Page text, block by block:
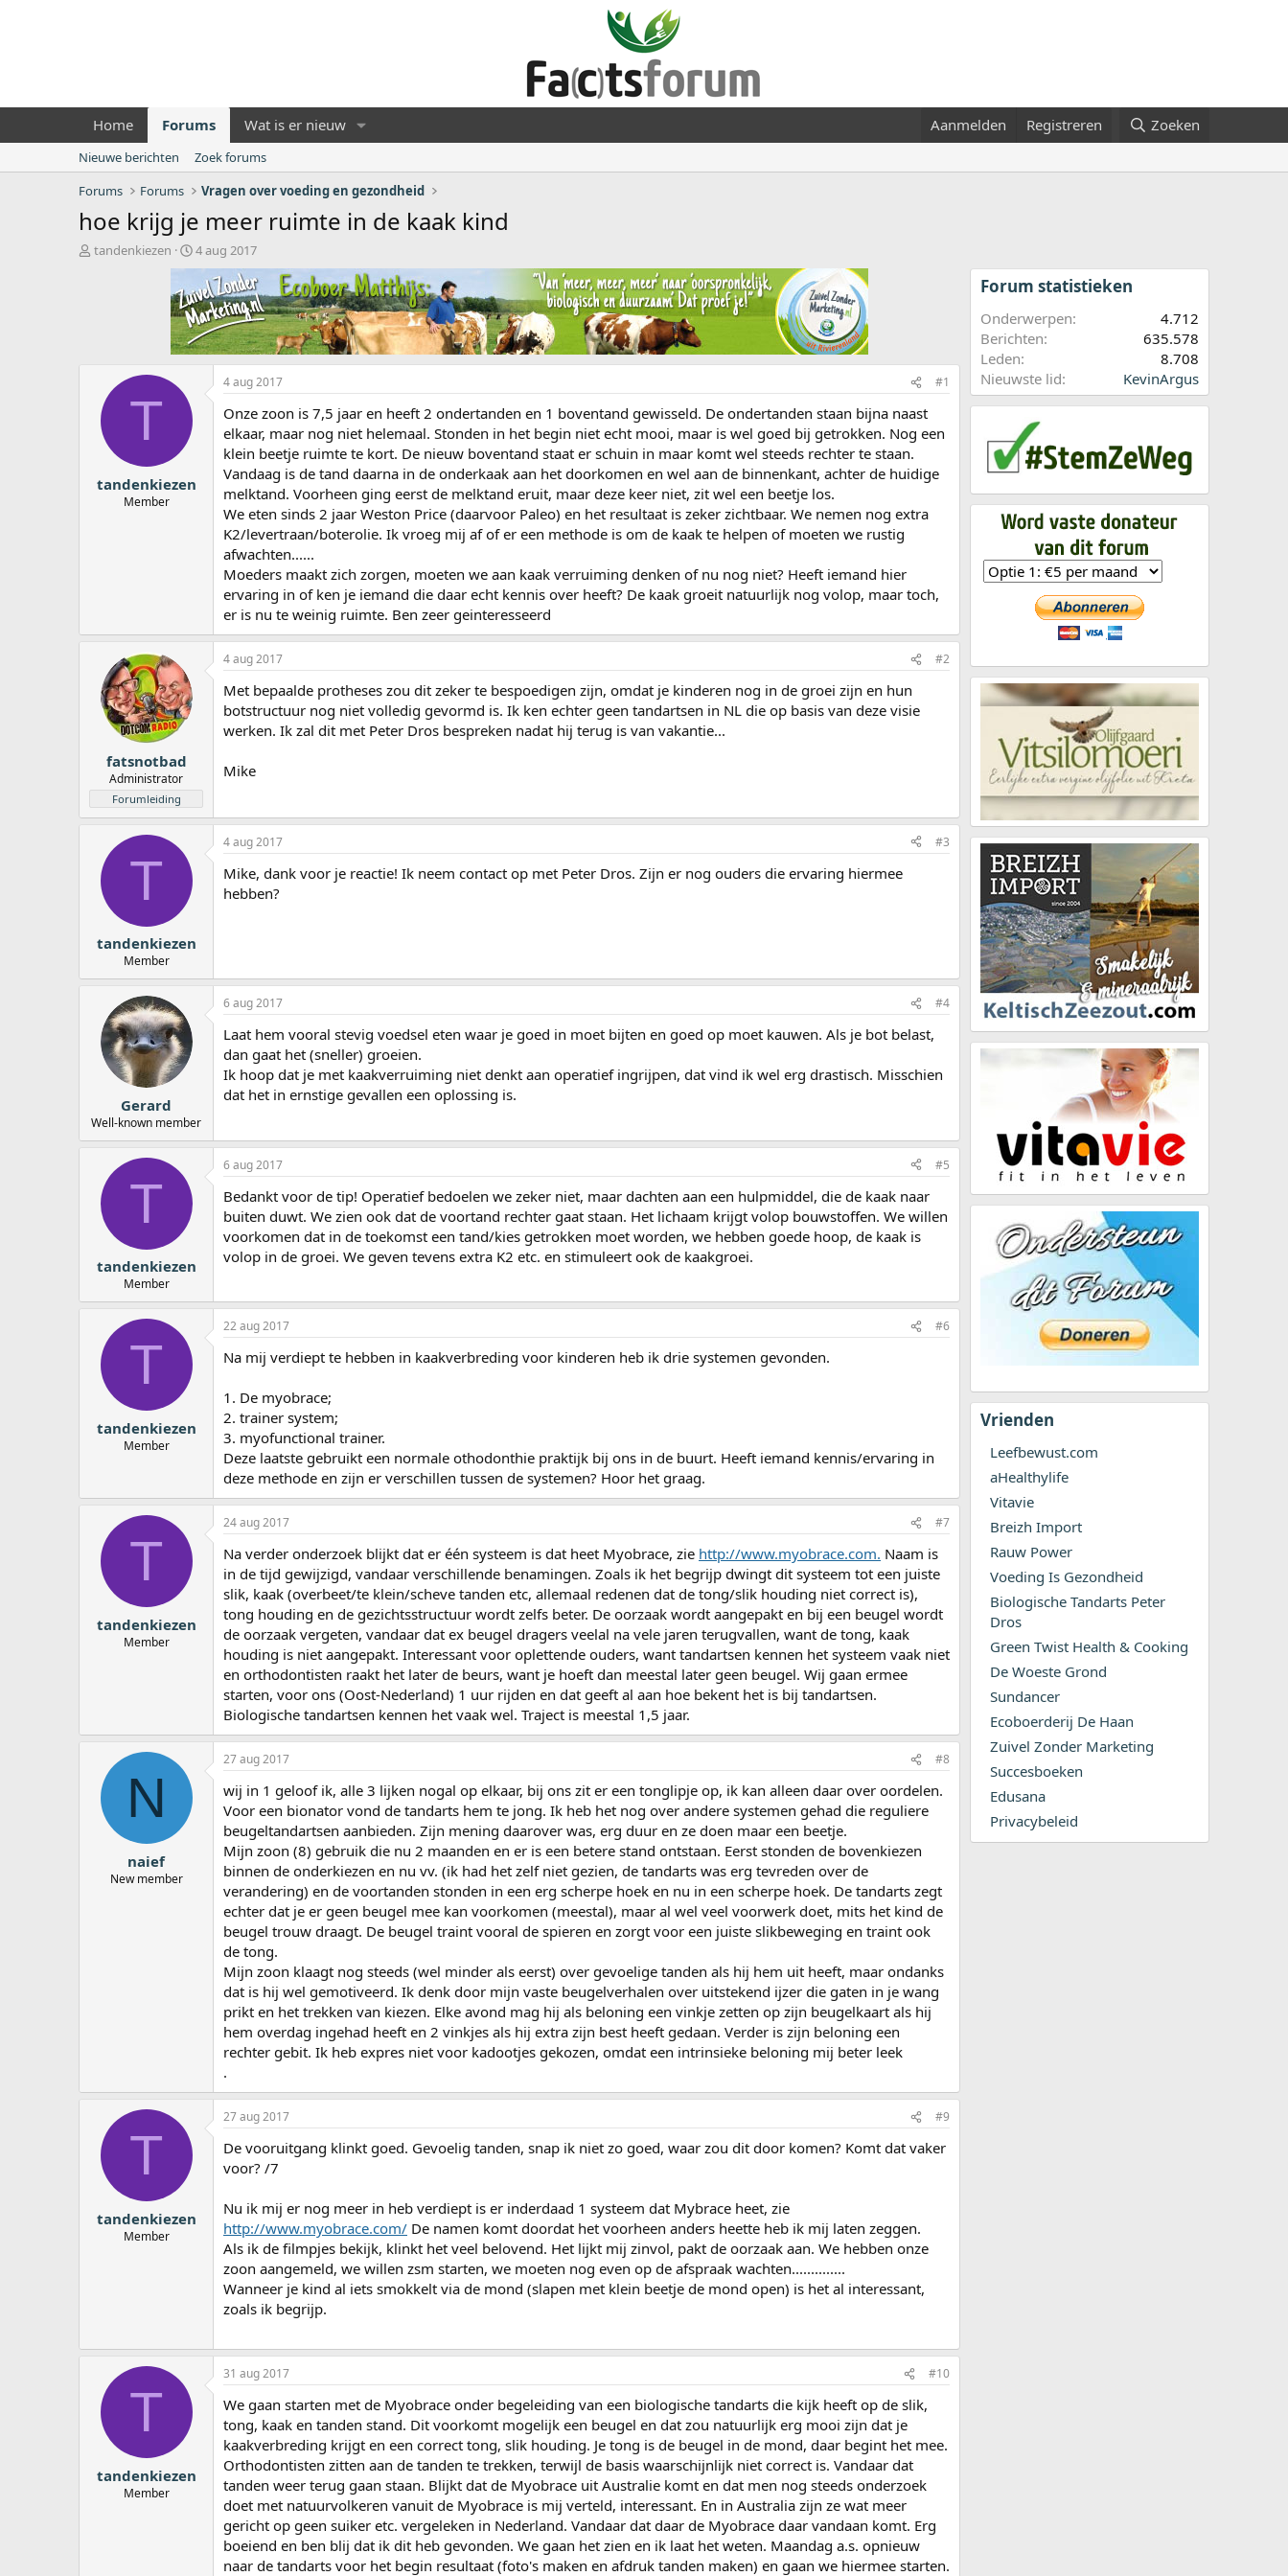
Home Forums Wat is er nieuw Aanmelden Registreren Zoeken
Nieuwe berichten
Zoek forums
Forums
Forums Vragen over voeding en gezondheid
hoe krijg je meer ruimte in de kaak kind
O
e
tandenkiezen
S
t
r
t
d
a
4 aug 2017
T
tandenkiezen
Member
4 aug 2017 #1
Onze zoon is 7,5 jaar en heeft 2 ondertanden en 1 boventand gewisseld. De ondertanden staan bijna naast
elkaar, maar nog niet helemaal. Stonden in het begin niet echt mooi, maar is wel goed bij getrokken. Nog een
klein beetje ruimte te kort. De nieuw boventand staat er schuin in maar komt wel steeds rechter te staan.
Vandaag is de tand daarna in de onderkaak aan het doorkomen en wel aan de binnenkant, achter de huidige
melktand. Voorheen ging eerst de melktand eruit, maar deze keer niet, zit wel een beetje los.
We eten sinds 2 jaar Weston Price (daarvoor Paleo) en het resultaat is zeker zichtbaar. We nemen nog extra
K2/levertraan/boterolie. Ik vroeg mij af of er een methode is om de kaak te helpen of moeten we rustig
afwachten......
Moeders maakt zich zorgen, moeten we aan kaak verruiming denken of nu nog niet? Heeft iemand hier
ervaring in of ken je iemand die daar echt kennis over heeft? De kaak groeit natuurlijk nog volop, maar toch,
er is nu te weinig ruimte. Ben zeer geinteresseerd
fatsnotbad
Administrator
Forumleiding
4 aug 2017 #2
Met bepaalde protheses zou dit zeker te bespoedigen zijn, omdat je kinderen nog in de groei zijn en hun
botstructuur nog niet volledig gevormd is. Ik ken echter geen tandartsen in NL die op basis van deze visie
werken. Ik zal dit met Peter Dros bespreken nadat hij terug is van vakantie...
Mike
T
tandenkiezen
Member
4 aug 2017 #3
Mike, dank voor je reactie! Ik neem contact op met Peter Dros. Zijn er nog ouders die ervaring hiermee
hebben?
Gerard
Well-known member
6 aug 2017 #4
Laat hem vooral stevig voedsel eten waar je goed in moet bijten en goed op moet kauwen. Als je bot belast,
dan gaat het (sneller) groeien.
Ik hoop dat je met kaakverruiming niet denkt aan operatief ingrijpen, dat vind ik wel erg drastisch. Misschien
dat het in ernstige gevallen een oplossing is.
T
tandenkiezen
Member
6 aug 2017 #5
Bedankt voor de tip! Operatief bedoelen we zeker niet, maar dachten aan een hulpmiddel, die de kaak naar
buiten duwt. We zien ook dat de voortand rechter gaat staan. Het lichaam krijgt volop bouwstoffen. We willen
voorkomen dat in de toekomst een tand/kies getrokken moet worden, we hebben goede hoop, de kaak is
volop in de groei. We geven tevens extra K2 etc. en stimuleert ook de kaakgroei.
T
tandenkiezen
Member
22 aug 2017 #6
Na mij verdiept te hebben in kaakverbreding voor kinderen heb ik drie systemen gevonden.
1. De myobrace;
2. trainer system;
3. myofunctional trainer.
Deze laatste gebruikt een normale othodonthie praktijk bij ons in de buurt. Heeft iemand kennis/ervaring in
deze methode en zijn er verschillen tussen de systemen? Hoor het graag.
T
tandenkiezen
Member
24 aug 2017 #7
Na verder onderzoek blijkt dat er één systeem is dat heet Myobrace, zie http://www.myobrace.com. Naam is
in de tijd gewijzigd, vandaar verschillende benamingen. Zoals ik het begrijp dwingt dit systeem tot een juiste
slik, kaak (overbeet/te klein/scheve tanden etc, allemaal redenen dat de tong/slik houding niet correct is),
tong houding en de gezichtsstructuur wordt zelfs beter. De oorzaak wordt aangepakt en bij een beugel wordt
de oorzaak vergeten, vandaar dat ex beugel dragers veelal na vele jaren terugvallen, want de tong, kaak
houding is niet aangepakt. Interessant voor oplettende ouders, want tandartsen kennen het systeem vaak niet
en orthodontisten raakt het later de beurs, want je hoeft dan meestal later geen beugel. Wij gaan ermee
starten, voor ons (Oost-Nederland) 1 uur rijden en dat geeft al aan hoe bekent het is bij tandartsen.
Biologische tandartsen kennen het vaak wel. Traject is meestal 1,5 jaar.
N
naief
New member
27 aug 2017 #8
wij in 1 geloof ik, alle 3 lijken nogal op elkaar, bij ons zit er een tonglipje op, ik kan alleen daar over oordelen.
Voor een bionator vond de tandarts hem te jong. Ik heb het nog over andere systemen gehad die reguliere
beugeltandartsen aanbieden. Zijn mening daarover was, erg duur en ze doen maar een beetje.
Mijn zoon (8) gebruik die nu 2 maanden en er is een betere stand ontstaan. Eerst stonden de bovenkiezen
binnen de onderkiezen en nu vv. (ik had het zelf niet gezien, de tandarts was erg tevreden over de
verandering) en de voortanden stonden in een erg scherpe hoek en nu in een scherpe hoek. De tandarts zegt
echter dat je er geen beugel mee kan voorkomen (meestal), maar al wel veel voorwerk doet, mits het kind de
beugel trouw draagt. De beugel traint vooral de spieren en zorgt voor een juiste slikbeweging en traint ook
de tong.
Mijn zoon klaagt nog steeds (wel minder als eerst) over gevoelige tanden als hij hem uit heeft, maar ondanks
dat is hij wel gemotiveerd. Ik denk door mijn vaste beugelverhalen over uitstekend ijzer die gaten in je wang
prikt en het trekken van kiezen. Elke avond mag hij als beloning een vinkje zetten op zijn beugelkaart als hij
hem overdag ingehad heeft en 2 vinkjes als hij extra zijn best heeft gedaan. Verder is zijn beloning een
rechter gebit. Ik heb expres niet voor kadootjes gekozen, omdat een intrinsieke beloning mij beter leek
.
T
tandenkiezen
Member
27 aug 2017 #9
De vooruitgang klinkt goed. Gevoelig tanden, snap ik niet zo goed, waar zou dit door komen? Komt dat vaker
voor? /7
Nu ik mij er nog meer in heb verdiept is er inderdaad 1 systeem dat Mybrace heet, zie
http://www.myobrace.com/ De namen komt doordat het voorheen anders heette heb ik mij laten zeggen.
Als ik de filmpjes bekijk, klinkt het veel belovend. Het lijkt mij zinvol, pakt de oorzaak aan. We hebben onze
zoon aangemeld, we willen zsm starten, we moeten nog even op de afspraak wachten..............
Wanneer je kind al iets smokkelt via de mond (slapen met klein beetje de mond open) is het al interessant,
zoals ik begrijp.
T
tandenkiezen
Member
31 aug 2017 #10
We gaan starten met de Myobrace onder begeleiding van een biologische tandarts die kijk heeft op de slik,
tong, kaak en tanden stand. Dit voorkomt mogelijk een beugel en dat zou natuurlijk erg mooi zijn dat je
kaakverbreding krijgt en een correct tong, slik houding. Je tong is de beugel in de mond, daar begint het mee.
Orthodontisten zitten aan de tanden te trekken, terwijl de basis waarschijnlijk niet correct is. Vandaar dat
tanden weer terug gaan staan. Blijkt dat de Myobrace uit Australie komt en dat men nog steeds onderzoek
doet met natuurvolkeren vanuit de Myobrace is mij verteld, interessant. En in Australia zijn ze wat meer
gericht op geen suiker etc. vergeleken in Nederland. Vandaar dat daar de Myobrace daar vandaan komt. Erg
boeiend en ben blij dat ik dit heb gevonden. We gaan het zien en ik laat het weten. Maandag a.s. opnieuw
naar de tandarts voor het begin resultaat (foto's maken en afdruk tanden maken) en gaan we hiermee starten.
Forum statistieken
Onderwerpen
4.712
Berichten
635.578
Leden
8.708
Nieuwste lid
KevinArgus
Vrienden
Leefbewust.com
aHealthylife
Vitavie
Breizh Import
Rauw Power
Voeding Is Gezondheid
Biologische Tandarts Peter
Dros
Green Twist Health & Cooking
De Woeste Grond
Sundancer
Ecoboerderij De Haan
Zuivel Zonder Marketing
Succesboeken
Edusana
Privacybeleid